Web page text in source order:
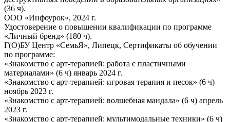
(36 ч).
ООО «Инфоурок», 2024 г.
Удостоверение о повышении квалификации по программе
«Личный бренд» (180 ч).
Г(О)БУ Центр «СемьЯ», Липецк, Сертификаты об обучении
по программе:
«Знакомство с арт-терапией: работа с пластичными
материалами» (6 ч) январь 2024 г.
«Знакомство с арт-терапией: игровая терапия и песок» (6 ч)
ноябрь 2023 г.
«Знакомство с арт-терапией: волшебная мандала» (6 ч) апрель
2023 г.
«Знакомство с арт-терапией: мультимодальные техники» (6 ч)